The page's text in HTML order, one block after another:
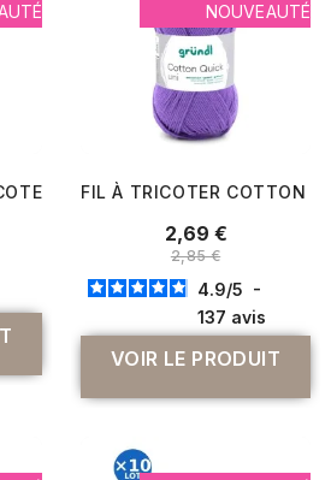
COTTON QUICK PRINT -
NOUVEAUTÉ
FIL À TRICOTER COTTON
2,69 €
2,85 €
4.9/5 -
137 avis
VOIR LE PRODUIT